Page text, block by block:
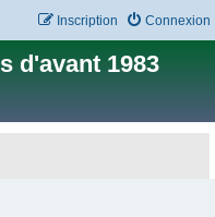
Connexion
Inscription
d'avant 1983